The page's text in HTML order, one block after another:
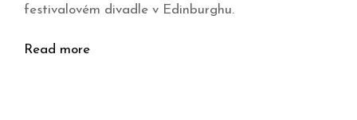
festivalovém divadle v Edinburghu.
Read more